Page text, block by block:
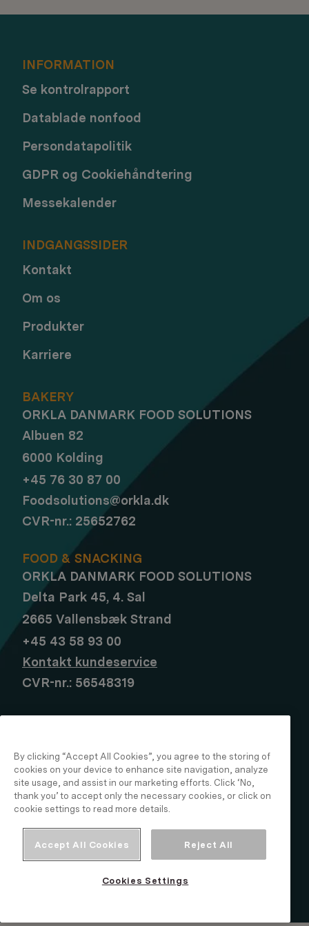
INFORMATION
Se kontrolrapport
Datablade nonfood
Persondatapolitik
GDPR og Cookiehåndtering
Messekalender
INDGANGSSIDER
Kontakt
Om os
Produkter
Karriere
BAKERY
ORKLA DANMARK FOOD SOLUTIONS
Albuen 82
6000 Kolding
+45 76 30 87 00
Foodsolutions@orkla.dk
CVR-nr.: 25652762
FOOD & SNACKING
ORKLA DANMARK FOOD SOLUTIONS
Delta Park 45, 4. Sal
2665 Vallensbæk Strand
+45 43 58 93 00
Kontakt kundeservice
CVR-nr.: 56548319
By clicking “Accept All Cookies”, you agree to the storing of
cookies on your device to enhance site navigation, analyze
site usage, and assist in our marketing efforts. Click ‘No,
thank you’ to accept only the necessary cookies, or click on
cookie settings to read more details.
Accept All Cookies Reject All
Cookies Settings